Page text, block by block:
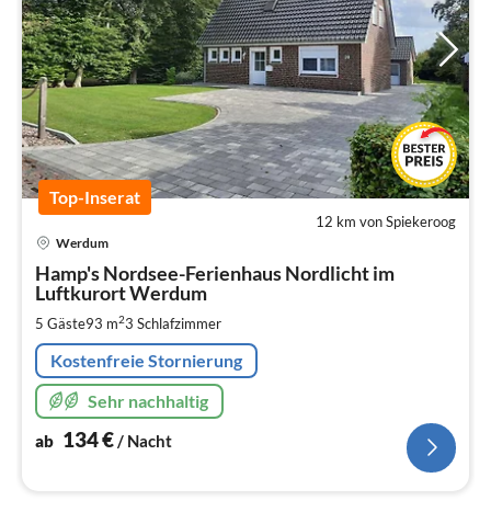
Top-Inserat
12 km von Spiekeroog
Werdum
Hamp's Nordsee-Ferienhaus Nordlicht im
Luftkurort Werdum
5 Gäste93 m23 Schlafzimmer
Kostenfreie Stornierung
Sehr nachhaltig
ab 134€/ Nacht